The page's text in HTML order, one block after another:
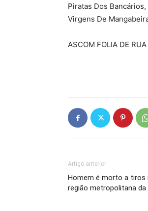
Piratas Dos
Virgens De
ASCOM FOLIA DE RUA
Artigo anterior
Homem é morto a tiros
região metropolitana da